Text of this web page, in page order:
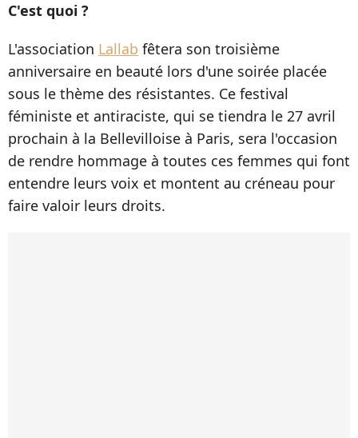
C'est quoi ?
L'association Lallab fêtera son troisième
anniversaire en beauté lors d'une soirée placée
sous le thème des résistantes. Ce festival
féministe et antiraciste, qui se tiendra le 27 avril
prochain à la Bellevilloise à Paris, sera l'occasion
de rendre hommage à toutes ces femmes qui font
entendre leurs voix et montent au créneau pour
faire valoir leurs droits.